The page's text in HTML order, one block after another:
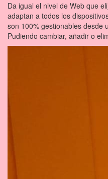
Da igual el nivel de Web que
adaptan a todos los
son 100% gestionables desde
Pudiendo cambiar, añadir o